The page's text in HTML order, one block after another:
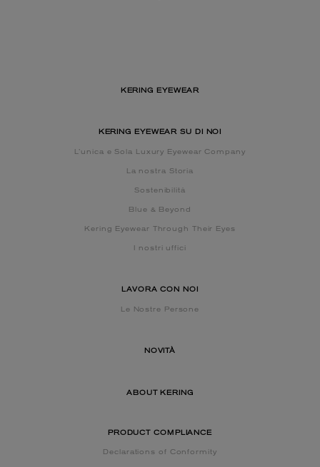
KERING EYEWEAR
KERING EYEWEAR SU DI NOI
L’unica e Sola Luxury Eyewear Company
La nostra Storia
Sostenibilità
Blue & Beyond
Kering Eyewear Through Their Eyes
I nostri uffici
LAVORA CON NOI
Le Nostre Persone
NOVITÀ
ABOUT KERING
PRODUCT COMPLIANCE
Declarations of Conformity